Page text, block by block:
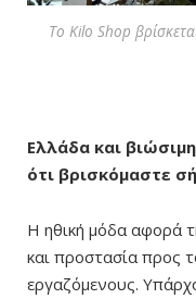
To Kilo Shop
Ελλάδα και
ότι βρισκόμαστε
Η ηθική μόδα αφορά
και προστασία προς
εργαζόμενους.